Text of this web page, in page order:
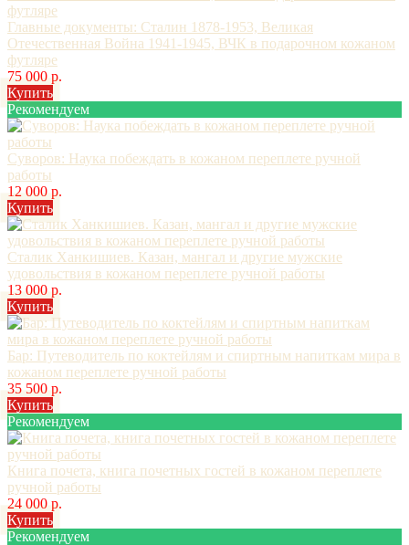
Главные документы: Сталин 1878-1953, Великая
Отечественная Война 1941-1945, ВЧК в подарочном кожаном
футляре
75 000 р.
Купить
Рекомендуем
Суворов: Наука побеждать в кожаном переплете ручной
работы
12 000 р.
Купить
Сталик Ханкишиев. Казан, мангал и другие мужские
удовольствия в кожаном переплете ручной работы
13 000 р.
Купить
Бар: Путеводитель по коктейлям и спиртным напиткам мира в
кожаном переплете ручной работы
35 500 р.
Купить
Рекомендуем
Книга почета, книга почетных гостей в кожаном переплете
ручной работы
24 000 р.
Купить
Рекомендуем